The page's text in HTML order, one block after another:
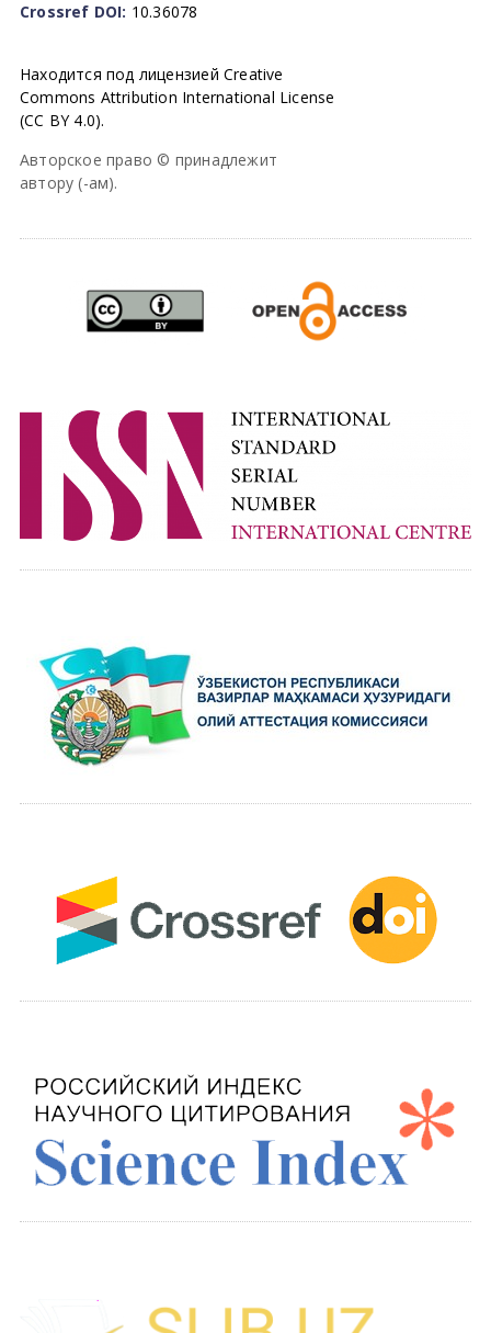
Crossref DOI: 10.36078
Находится под лицензией Creative
Commons Attribution International License
(CC BY 4.0).
Авторское право © принадлежит
автору (-ам).